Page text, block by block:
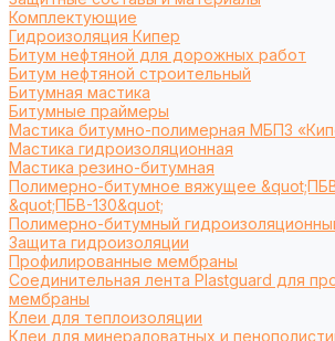
Комплектующие
Гидроизоляция Кипер
Битум нефтяной для дорожных работ
Битум нефтяной строительный
Битумная мастика
Битумные праймеры
Мастика битумно-полимерная МБПЗ
Мастика гидроизоляционная
Мастика резино-битумная
Полимерно-битумное вяжущее
&quot;ПБВ-130&quot;
Полимерно-битумный
Защита гидроизоляции
Профилированные мембраны
Соединительная лента Plastguard для
мембраны
Клеи для теплоизоляции
Клеи для минераловатных и